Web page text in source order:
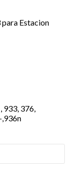
Estacion
933, 376,